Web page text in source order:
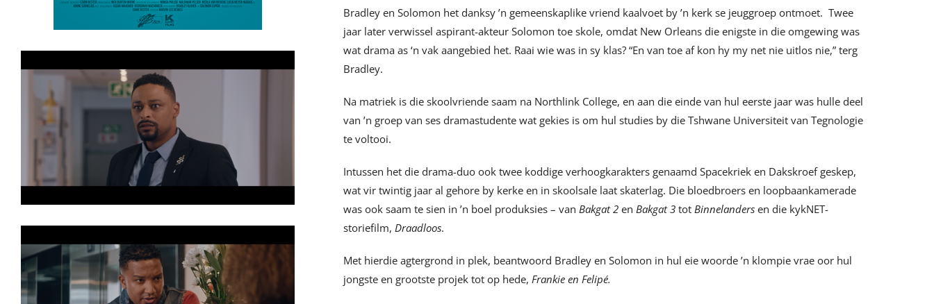
Bradley en Solomon het danksy ’n gemeenskaplike vriend kaalvoet by ’n kerk se jeuggroep ontmoet. Twee
jaar later verwissel aspirant-akteur Solomon toe skole, omdat New Orleans die enigste in die omgewing was
wat drama as ‘n vak aangebied het. Raai wie was in sy klas? “En van toe af kon hy my net nie uitlos nie,” terg
Bradley.
Na matriek is die skoolvriende saam na Northlink College, en aan die einde van hul eerste jaar was hulle deel
van ’n groep van ses dramastudente wat gekies is om hul studies by die Tshwane Universiteit van Tegnologie
te voltooi.
Intussen het die drama-duo ook twee koddige verhoogkarakters genaamd Spacekriek en Dakskroef geskep,
wat vir twintig jaar al gehore by kerke en in skoolsale laat skaterlag. Die bloedbroers en loopbaankamerade
was ook saam te sien in ’n boel produksies – vanBakgat 2 enBakgat 3 totBinnelanders en die kykNET-
storiefilm,Draadloos.
Met hierdie agtergrond in plek, beantwoord Bradley en Solomon in hul eie woorde ’n klompie vrae oor hul
jongste en grootste projek tot op hede,Frankie en Felipé.